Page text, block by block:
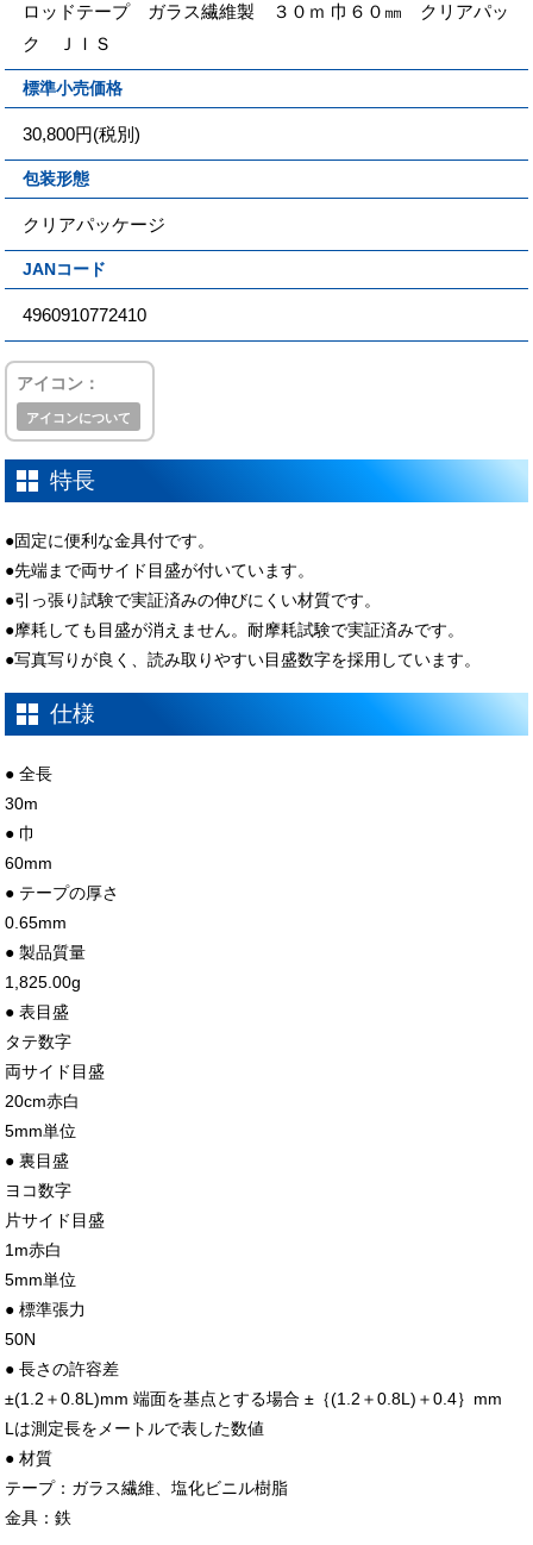
ロッドテープ ガラス繊維製 ３０ｍ 巾６０㎜ クリアパッ
ク ＪＩＳ
標準小売価格
30,800円(税別)
包装形態
クリアパッケージ
JANコード
4960910772410
アイコン：
アイコンについて
特長
●固定に便利な金具付です。
●先端まで両サイド目盛が付いています。
●引っ張り試験で実証済みの伸びにくい材質です。
●摩耗しても目盛が消えません。耐摩耗試験で実証済みです。
●写真写りが良く、読み取りやすい目盛数字を採用しています。
仕様
● 全長
30m
● 巾
60mm
● テープの厚さ
0.65mm
● 製品質量
1,825.00g
● 表目盛
タテ数字
両サイド目盛
20cm赤白
5mm単位
● 裏目盛
ヨコ数字
片サイド目盛
1m赤白
5mm単位
● 標準張力
50N
● 長さの許容差
±(1.2＋0.8L)mm 端面を基点とする場合 ±｛(1.2＋0.8L)＋0.4｝mm
Lは測定長をメートルで表した数値
● 材質
テープ：ガラス繊維、塩化ビニル樹脂
金具：鉄